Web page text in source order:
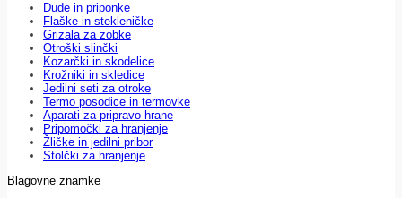
Dude in priponke
Flaške in stekleničke
Grizala za zobke
Otroški slinčki
Kozarčki in skodelice
Krožniki in skledice
Jedilni seti za otroke
Termo posodice in termovke
Aparati za pripravo hrane
Pripomočki za hranjenje
Žličke in jedilni pribor
Stolčki za hranjenje
Blagovne znamke